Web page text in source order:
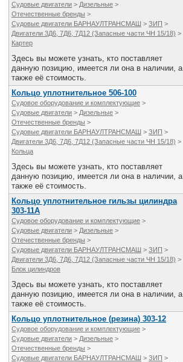
Судовые двигатели > Дизельные >
Отечественные бренды >
Судовые двигатели БАРНАУЛТРАНСМАШ > ЗИП >
Двигатели 3Д6, 7Д6, 7Д12 (Запасные части ЧН 15/18) >
Картер
Здесь вы можете узнать, кто поставляет
данную позицию, имеется ли она в наличии, а
также её стоимость.
Кольцо уплотнительное 506-100
Судовое оборудование и комплектующие >
Судовые двигатели > Дизельные >
Отечественные бренды >
Судовые двигатели БАРНАУЛТРАНСМАШ > ЗИП >
Двигатели 3Д6, 7Д6, 7Д12 (Запасные части ЧН 15/18) >
Кольца
Здесь вы можете узнать, кто поставляет
данную позицию, имеется ли она в наличии, а
также её стоимость.
Кольцо уплотнительное гильзы цилиндра
303-11А
Судовое оборудование и комплектующие >
Судовые двигатели > Дизельные >
Отечественные бренды >
Судовые двигатели БАРНАУЛТРАНСМАШ > ЗИП >
Двигатели 3Д6, 7Д6, 7Д12 (Запасные части ЧН 15/18) >
Блок цилиндров
Здесь вы можете узнать, кто поставляет
данную позицию, имеется ли она в наличии, а
также её стоимость.
Кольцо уплотнительное (резина) 303-12
Судовое оборудование и комплектующие >
Судовые двигатели > Дизельные >
Отечественные бренды >
Судовые двигатели БАРНАУЛТРАНСМАШ > ЗИП >